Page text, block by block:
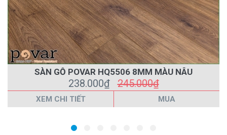
SÀN GỖ POVAR HQ5506 8MM MÀU NÂU
238.000₫245.000₫
XEM CHI TIẾT MUA